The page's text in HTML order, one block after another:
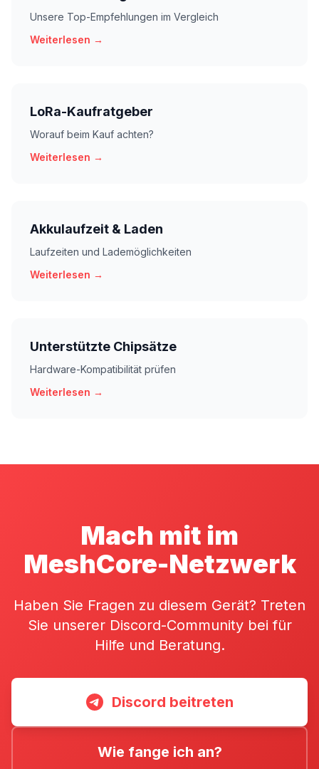
Unsere Top-Empfehlungen im Vergleich
Weiterlesen →
LoRa-Kaufratgeber
Worauf beim Kauf achten?
Weiterlesen →
Akkulaufzeit & Laden
Laufzeiten und Lademöglichkeiten
Weiterlesen →
Unterstützte Chipsätze
Hardware-Kompatibilität prüfen
Weiterlesen →
Mach mit im
MeshCore-Netzwerk
Haben Sie Fragen zu diesem Gerät? Treten
Sie unserer Discord-Community bei für
Hilfe und Beratung.
Discord beitreten
Wie fange ich an?